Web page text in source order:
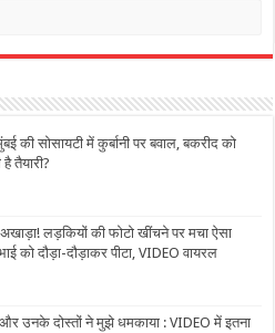
की सोसायटी में कुर्बानी पर बवाल, बकरीद को
तैयारी?
लड़कियों की फोटो खींचने पर मचा ऐसा
को दौड़ा-दौड़ाकर पीटा, VIDEO वायरल
और उनके दोस्तों ने मुझे धमकाया : VIDEO में इतना